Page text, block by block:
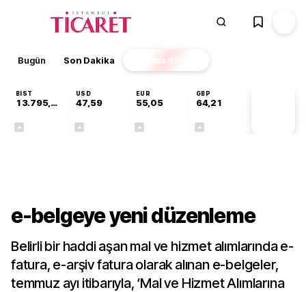
Bugün Son Dakika Finans EKSTRA
BIST
13.795,63
USD
47,59
EUR
55,05
GBP
64,21
e-belgeye yeni düzenleme
Belirli bir haddi aşan mal ve hizmet alımlarında e-
fatura, e-arşiv fatura olarak alınan e-belgeler,
temmuz ayı itibarıyla, ‘Mal ve Hizmet Alımlarına